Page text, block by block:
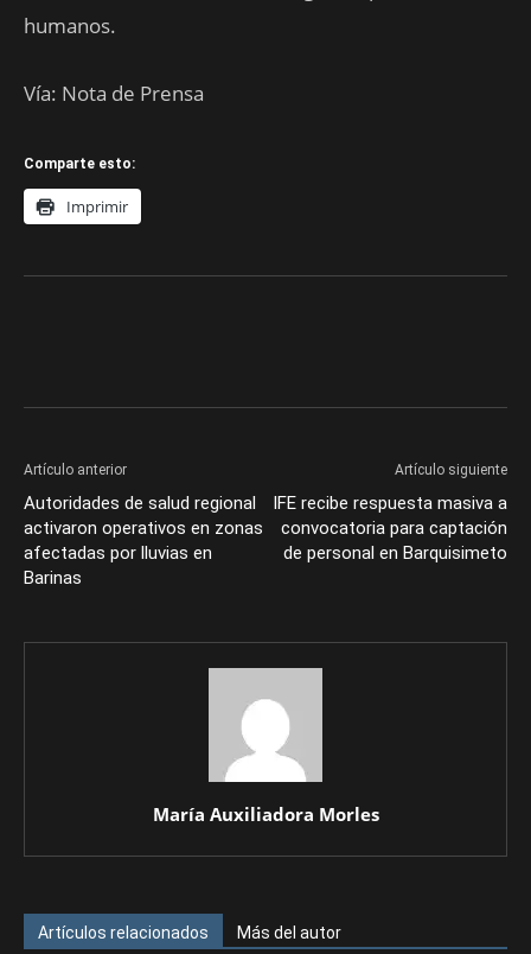
humanos.
Vía: Nota de Prensa
Comparte esto:
Imprimir
Artículo anterior
Autoridades de salud regional
activaron operativos en zonas
afectadas por lluvias en
Barinas
Artículo siguiente
IFE recibe respuesta masiva a
convocatoria para captación
de personal en Barquisimeto
María Auxiliadora Morles
Artículos relacionados Más del autor